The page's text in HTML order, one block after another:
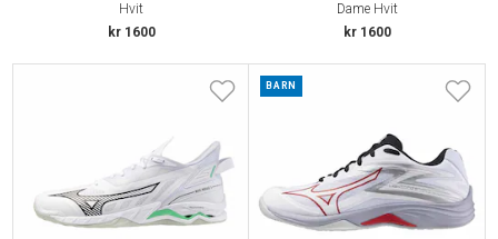
Hvit
kr 1600
Dame Hvit
kr 1600
BARN